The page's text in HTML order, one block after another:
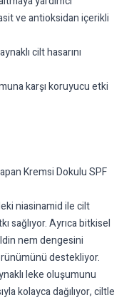
ve antioksidan içerikli
cilt hasarını
karşı koruyucu etki
Kremsi Dokulu SPF
niasinamid ile cilt
sağlıyor. Ayrıca bitkisel
nem dengesini
destekliyor.
leke oluşumunu
kolayca dağılıyor, ciltle